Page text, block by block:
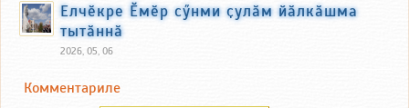
Елчӗкре Ӗмӗр сӳнми ҫулӑм йӑлкӑшма
тытӑннӑ
2026, 05, 06
Комментариле